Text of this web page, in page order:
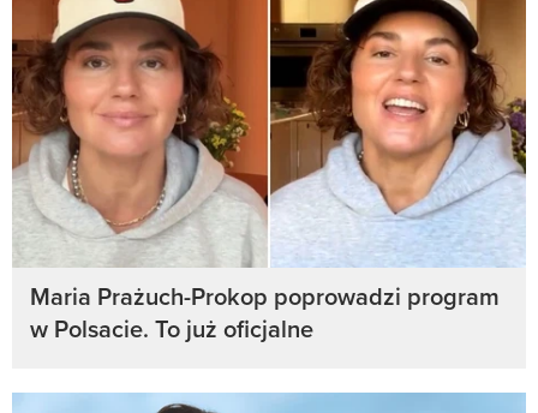
Maria Prażuch-Prokop poprowadzi program
w Polsacie. To już oficjalne